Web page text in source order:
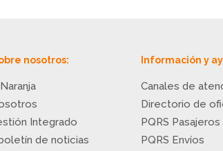
nosotros:
Integrado
de noticias
Información y
Canales de
Directorio de
PQRS Pasajeros
PQRS Envíos